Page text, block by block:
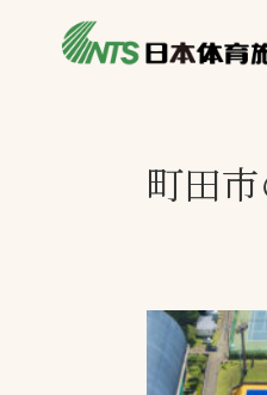
ニュース
町田